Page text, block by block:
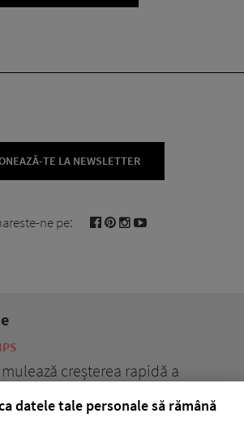
TE LA NEWSLETTER
ne pe:
creșterea rapidă a
datele tale personale să rămână